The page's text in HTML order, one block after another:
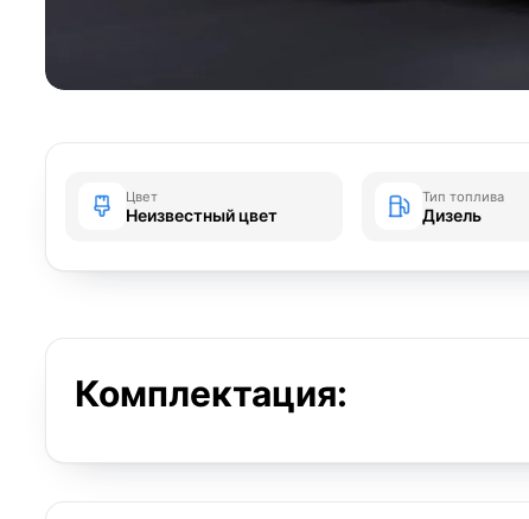
Цвет
Неизвестный цвет
Тип топлива
Дизель
Комплектация: